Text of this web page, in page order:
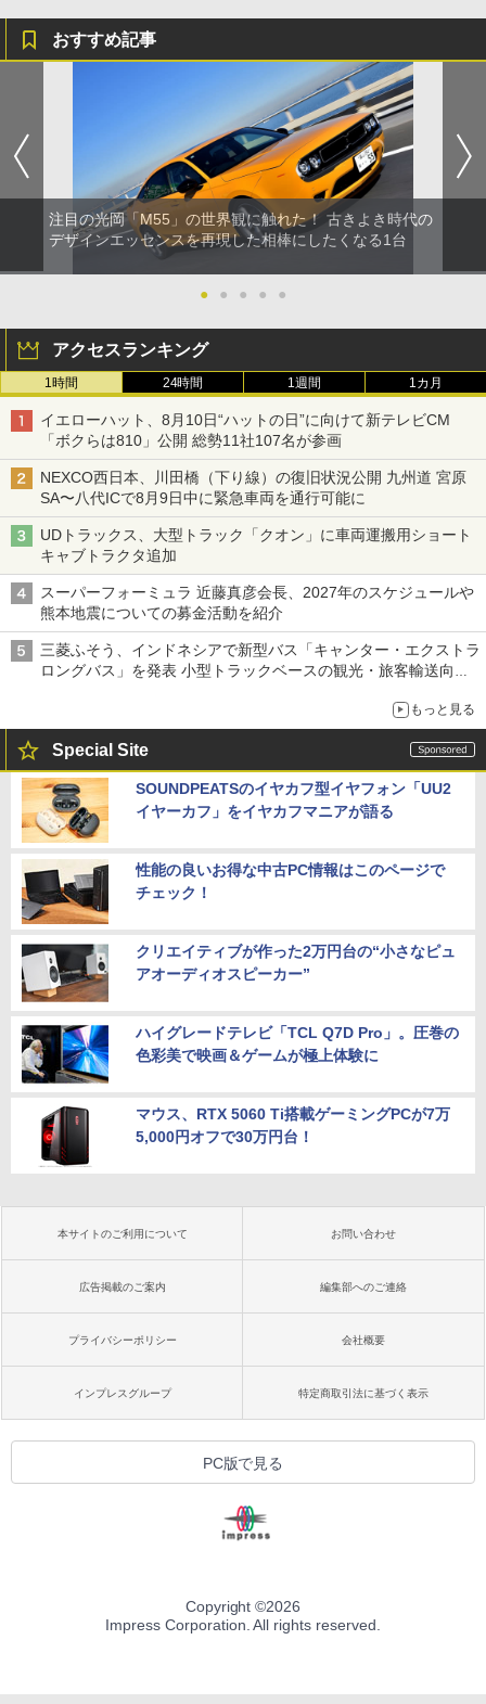
おすすめ記事
注目の光岡「M55」の世界観に触れた！ 古きよき時代の
デザインエッセンスを再現した相棒にしたくなる1台
● ● ● ● ●
アクセスランキング
1時間 24時間 1週間 1カ月
イエローハット、8月10日“ハットの日”に向けて新テレビCM
「ボクらは810」公開 総勢11社107名が参画
NEXCO西日本、川田橋（下り線）の復旧状況公開 九州道 宮原
SA〜八代ICで8月9日中に緊急車両を通行可能に
UDトラックス、大型トラック「クオン」に車両運搬用ショート
キャブトラクタ追加
スーパーフォーミュラ 近藤真彦会長、2027年のスケジュールや
熊本地震についての募金活動を紹介
三菱ふそう、インドネシアで新型バス「キャンター・エクストラ
ロングバス」を発表 小型トラックベースの観光・旅客輸送向け
もっと見る
Special Site
SOUNDPEATSのイヤカフ型イヤフォン「UU2
イヤーカフ」をイヤカフマニアが語る
性能の良いお得な中古PC情報はこのページで
チェック！
クリエイティブが作った2万円台の“小さなピュ
アオーディオスピーカー”
ハイグレードテレビ「TCL Q7D Pro」。圧巻の
色彩美で映画＆ゲームが極上体験に
マウス、RTX 5060 Ti搭載ゲーミングPCが7万
5,000円オフで30万円台！
本サイトのご利用について お問い合わせ
広告掲載のご案内 編集部へのご連絡
プライバシーポリシー 会社概要
インプレスグループ 特定商取引法に基づく表示
PC版で見る
Copyright ©2026
Impress Corporation. All rights reserved.